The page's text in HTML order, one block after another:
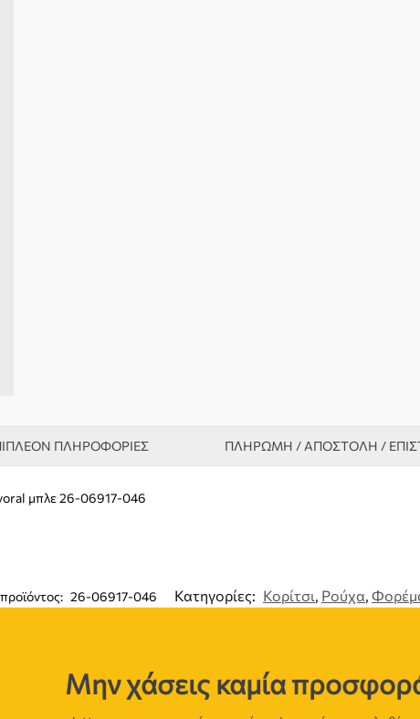
ΠΛΗΡΟΦΟΡΊΕΣ ΠΛΗΡΩΜΗ / ΑΠΟΣΤΟΛΗ /
μπλε 26-06917-046
26-06917-046 Κατηγορίες: Κορίτσι, Ρούχα,
Μην χάσεις καμία